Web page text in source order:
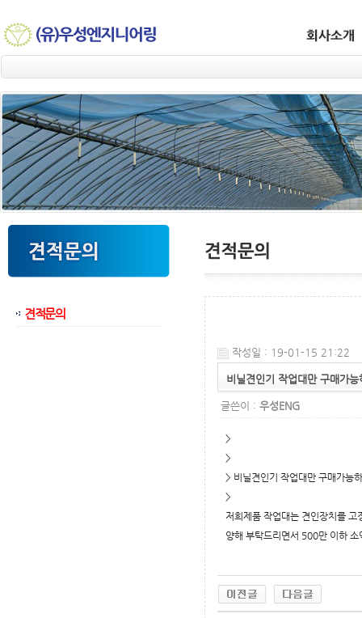
견적문의
작성일 : 19-01-15 21:22
비닐견인기 작업대만 구매가능
글쓴이 : 우성ENG
>
>
> 비닐견인기 작업대만 구매가능
>
저희제품 작업대는 견인장치를
양해 부탁드리면서 500만 이하